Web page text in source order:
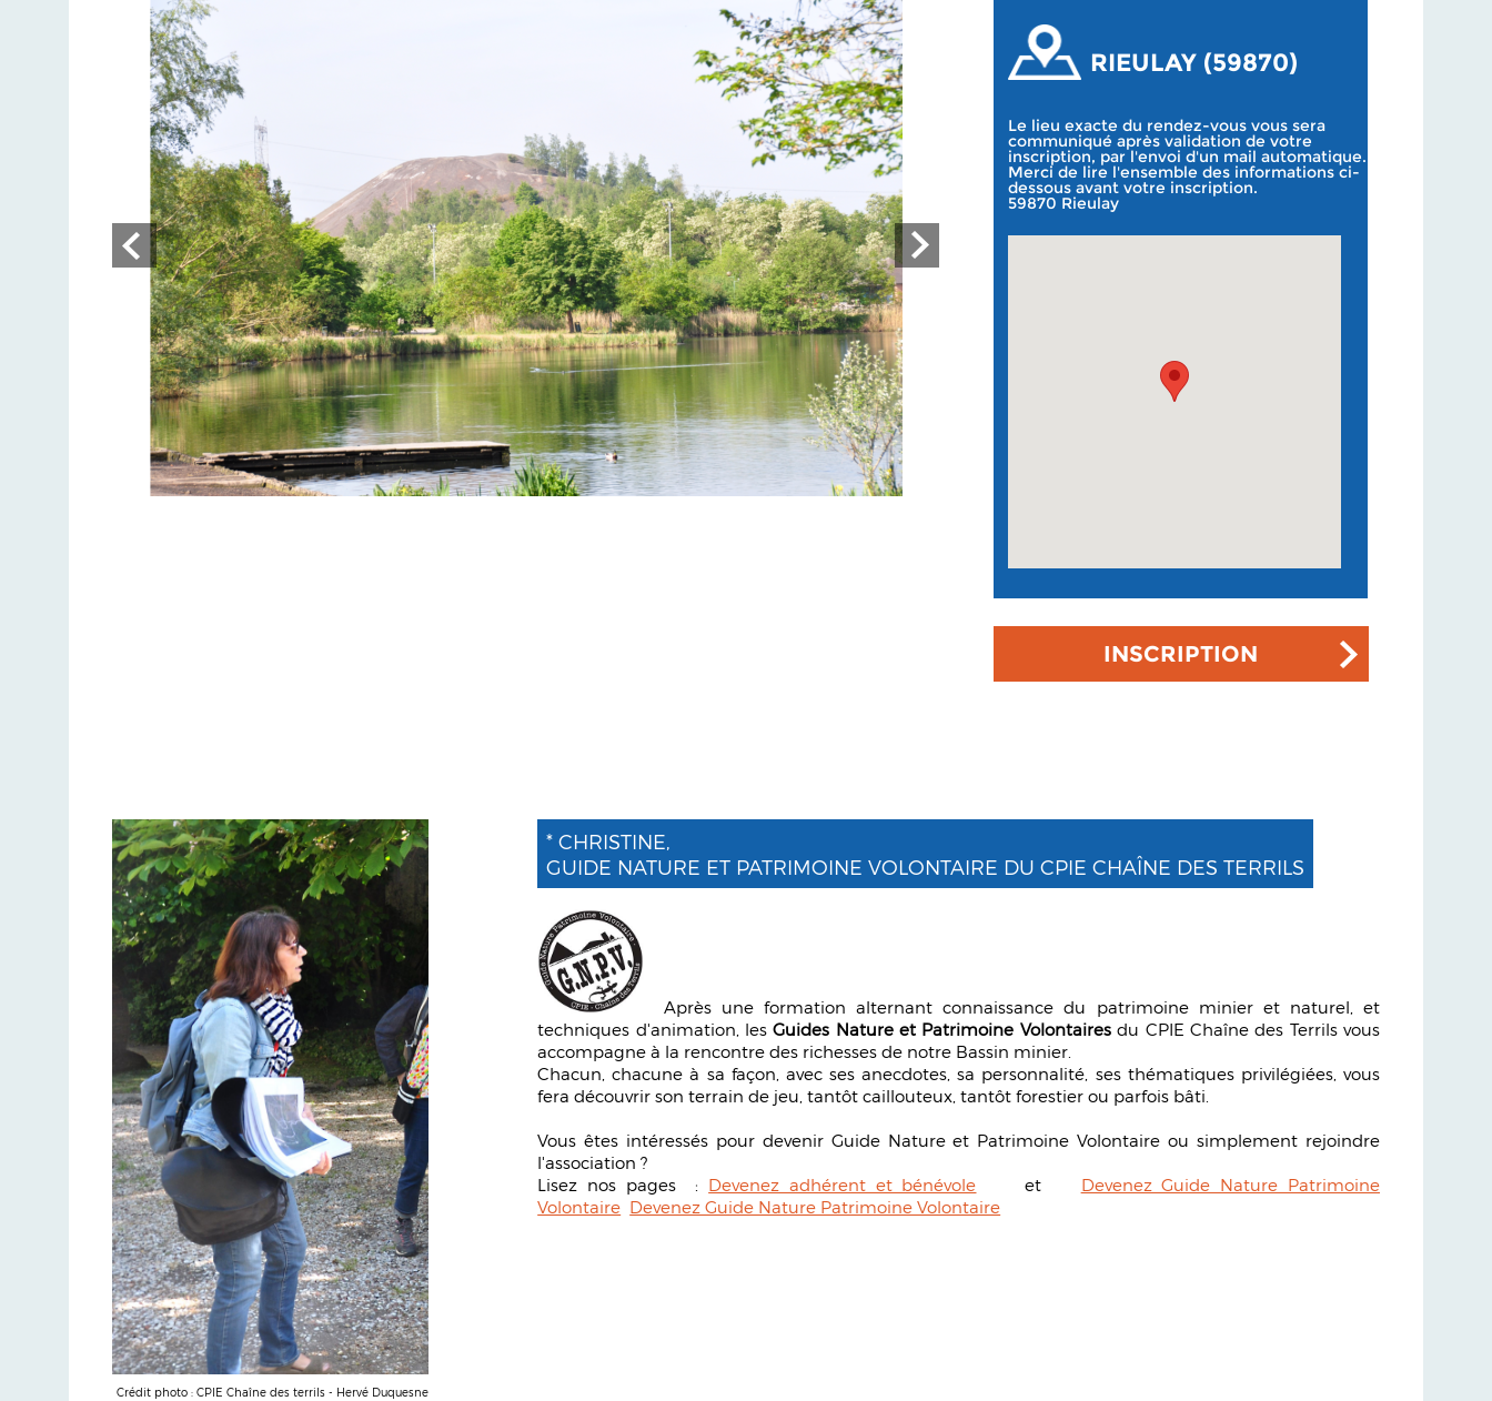
RIEULAY (59870)
Le lieu exacte du rendez-vous vous sera
communiqué après validation de votre
inscription, par l'envoi d'un mail automatique.
Merci de lire l'ensemble des informations ci-
dessous avant votre inscription.
59870 Rieulay
INSCRIPTION
Crédit photo : CPIE Chaîne des terrils - Hervé Duquesne
* CHRISTINE,
GUIDE NATURE ET PATRIMOINE VOLONTAIRE DU CPIE CHAÎNE DES TERRILS
Après une formation alternant connaissance du patrimoine minier et naturel, et
techniques d'animation, lesGuides Nature et Patrimoine Volontairesdu CPIE Chaîne des Terrils vous
accompagne à la rencontre des richesses de notre Bassin minier.
Chacun, chacune à sa façon, avec ses anecdotes, sa personnalité, ses thématiques privilégiées, vous
fera découvrir son terrain de jeu, tantôt caillouteux, tantôt forestier ou parfois bâti.
Vous êtes intéressés pour devenir Guide Nature et Patrimoine Volontaire ou simplement rejoindre
l'association ?
Lisez nos pages : Devenez adhérent et bénévole et Devenez Guide Nature Patrimoine
Volontaire Devenez Guide Nature Patrimoine Volontaire